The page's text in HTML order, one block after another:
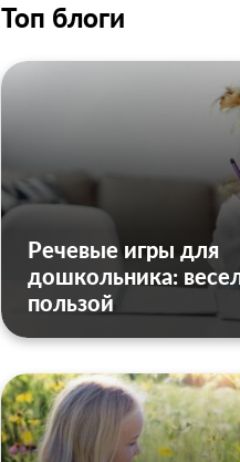
Топ блоги
Речевые игры для
дошкольника:
пользой